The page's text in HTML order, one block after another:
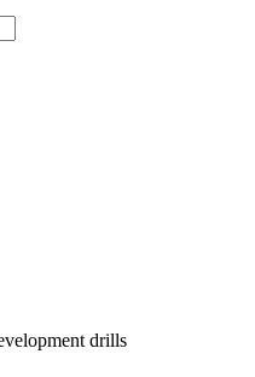
drills